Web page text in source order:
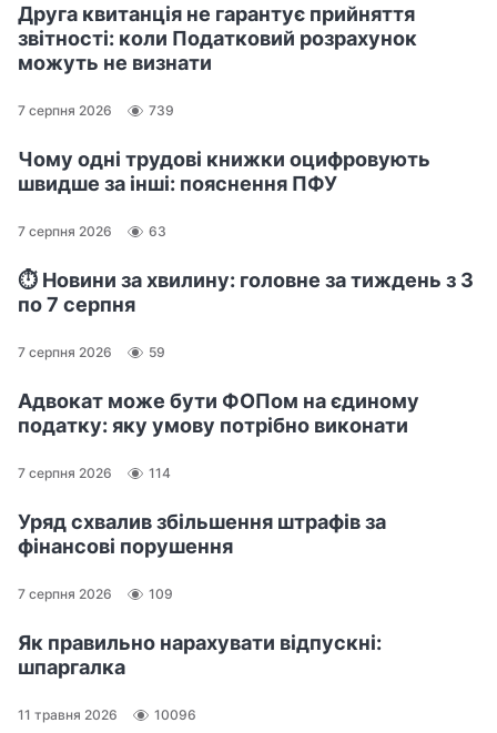
Друга квитанція не гарантує прийняття
звітності: коли Податковий розрахунок
можуть не визнати
7 серпня 2026 739
Чому одні трудові книжки оцифровують
швидше за інші: пояснення ПФУ
7 серпня 2026 63
⏱️ Новини за хвилину: головне за тиждень з 3
по 7 серпня
7 серпня 2026 59
Адвокат може бути ФОПом на єдиному
податку: яку умову потрібно виконати
7 серпня 2026 114
Уряд схвалив збільшення штрафів за
фінансові порушення
7 серпня 2026 109
Як правильно нарахувати відпускні:
шпаргалка
11 травня 2026 10096